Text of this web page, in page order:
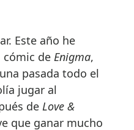
Este año he
cómic de Enigma,
pasada todo el
jugar al
de Love &
que ganar mucho